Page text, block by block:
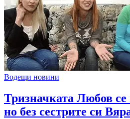
Водещи новини
Тризначката Любов
но без сестрите си